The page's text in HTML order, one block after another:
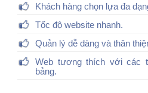
Khách hàng chọn lựa đa
Tốc độ website nhanh.
Quản lý dễ dàng và thân
Web tương thích với các
bảng.